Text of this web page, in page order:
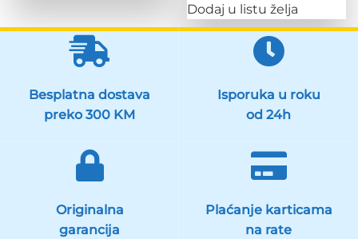
Dodaj u listu želja
Besplatna dostava
preko 300 KM
Isporuka u roku
od 24h
Originalna
garancija
Plaćanje karticama
na rate